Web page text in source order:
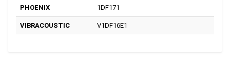
PHOENIX 1DF171
VIBRACOUSTIC V1DF16E1